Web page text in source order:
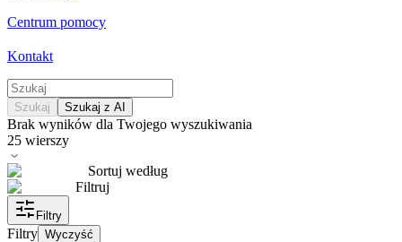
Centrum pomocy
Kontakt
Szukaj Szukaj z AI
Brak wyników dla Twojego wyszukiwania
25 wierszy
Sortuj według
Filtruj
Filtry
Filtry Wyczyść